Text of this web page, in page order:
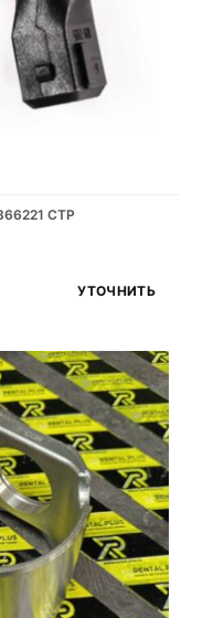
Датчик положения коленвала 2366221 CTP
УТОЧНИТЬ